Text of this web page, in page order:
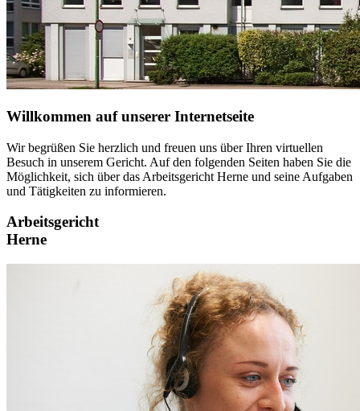
Willkommen auf unserer Internetseite
Wir begrüßen Sie herzlich und freuen uns über Ihren virtuellen
Besuch in unserem Gericht. Auf den folgenden Seiten haben Sie die
Möglichkeit, sich über das Arbeitsgericht Herne und seine Aufgaben
und Tätigkeiten zu informieren.
Arbeitsgericht
Herne